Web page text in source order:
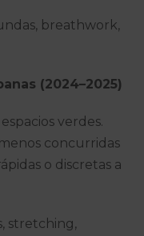
breathwork,
(2024–2025)
verdes.
concurridas
o discretas a
stretching,